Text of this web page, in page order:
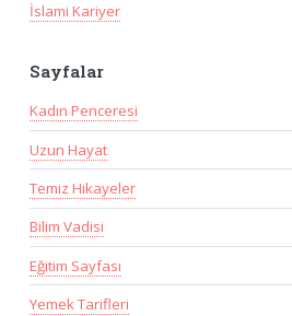
İslami Kariyer
Sayfalar
Kadın Penceresi
Uzun Hayat
Temiz Hikayeler
Bilim Vadisi
Eğitim Sayfası
Yemek Tarifleri